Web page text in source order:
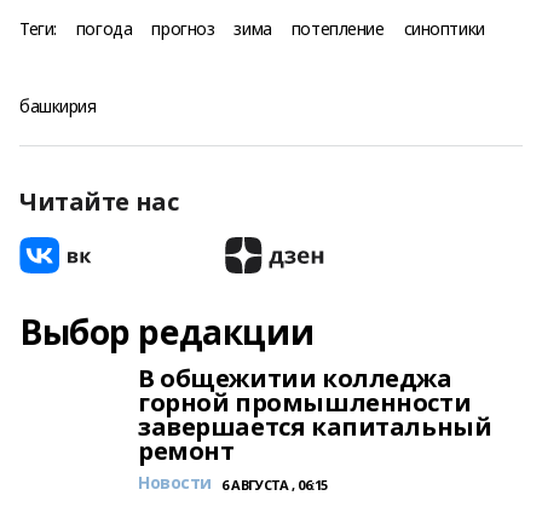
Теги: погода прогноз зима потепление синоптики
башкирия
Читайте нас
Выбор редакции
В общежитии колледжа
горной промышленности
завершается капитальный
ремонт
Новости 6 АВГУСТА , 06:15